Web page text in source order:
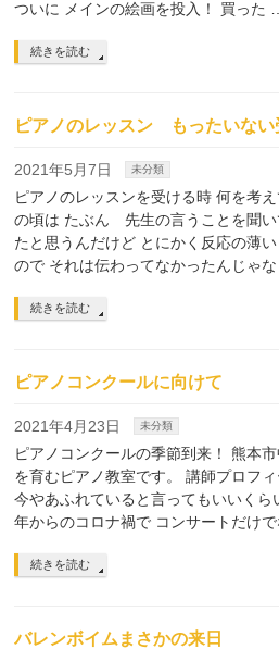
ついに メインの絵画を投入！ 買った …
続きを読む
ピアノのレッスン もったいない
2021年5月7日 未分類
ピアノのレッスンを受ける時 何を考
の頃は たぶん 先生の言うことを聞い
たと思うんだけど とにかく反応の薄
ので それは伝わってなかったんじゃな
続きを読む
ピアノコンクールに向けて
2021年4月23日 未分類
ピアノコンクールの季節到来！ 熊本
を育むピアノ教室です。 講師プロフ
今やあふれていると言ってもいいく
年からのコロナ禍で コンサートだけで
続きを読む
バレンボイムまさかの来日